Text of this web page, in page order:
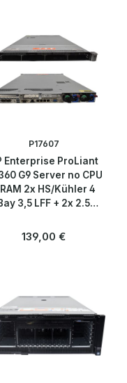
P17607
Enterprise ProLiant
G9 Server no CPU
RAM 2x HS/Kühler 4
3,5 LFF + 2x 2.5
Regulärer Preis:
139,00 €